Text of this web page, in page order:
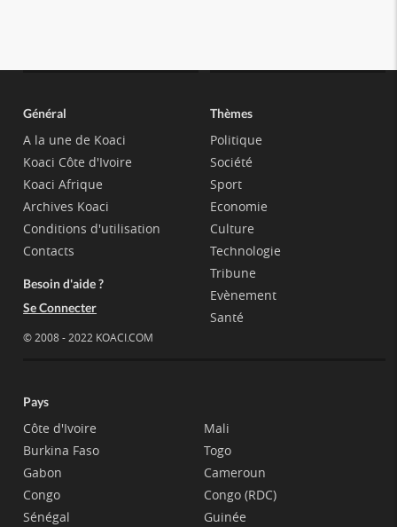
Général
A la une de Koaci
Koaci Côte d'Ivoire
Koaci Afrique
Archives Koaci
Conditions d'utilisation
Contacts
Besoin d'aide ?
Se Connecter
© 2008 - 2022 KOACI.COM
Thèmes
Politique
Société
Sport
Economie
Culture
Technologie
Tribune
Evènement
Santé
Pays
Côte d'Ivoire
Burkina Faso
Gabon
Congo
Sénégal
Mali
Togo
Cameroun
Congo (RDC)
Guinée